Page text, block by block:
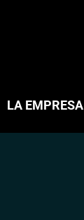
LA EMPRESA